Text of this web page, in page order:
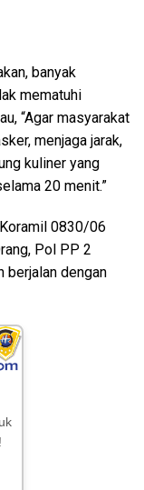
banyak
mematuhi
“Agar masyarakat
menjaga jarak,
kuliner yang
20 menit.”
0830/06
Pol PP 2
berjalan dengan